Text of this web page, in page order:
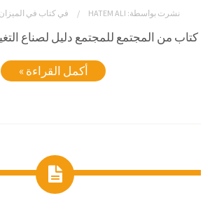
نشرت بواسطة: HATEM ALI فيكتاب في الميزان
كتاب من المجتمع للمجتمع دليل لصناع
أكمل القراءة »